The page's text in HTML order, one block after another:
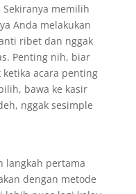
Sekiranya memilih
Anda melakukan
ribet dan nggak
Penting nih, biar
ketika acara penting
bawa ke kasir
nggak sesimple
langkah pertama
dengan metode